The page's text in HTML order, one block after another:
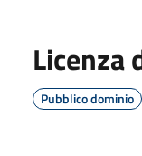
Licenza
Pubblico dominio